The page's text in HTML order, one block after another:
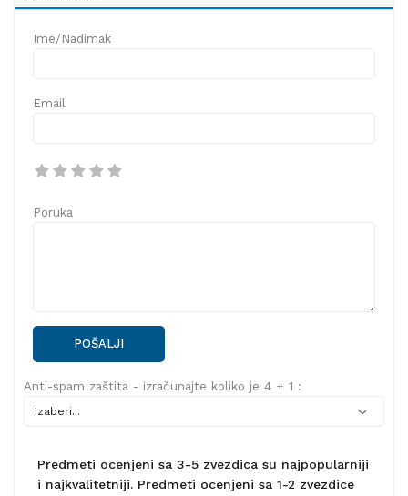
Ime/Nadimak
Email
Poruka
POŠALJI
Anti-spam zaštita - izračunajte koliko je 4 + 1 :
Predmeti ocenjeni sa 3-5 zvezdica su najpopularniji
i najkvalitetniji. Predmeti ocenjeni sa 1-2 zvezdice